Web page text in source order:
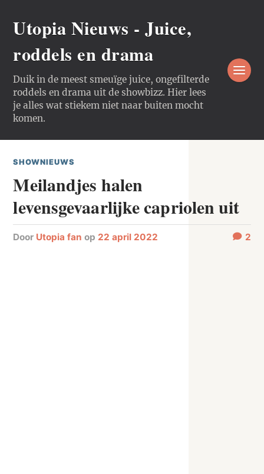
Utopia Nieuws - Juice,
roddels en drama
Duik in de meest smeuïge juice, ongefilterde
roddels en drama uit de showbizz. Hier lees
je alles wat stiekem niet naar buiten mocht
komen.
SHOWNIEUWS
Meilandjes halen
levensgevaarlijke capriolen uit
door Utopia fan op 22 april 2022 2